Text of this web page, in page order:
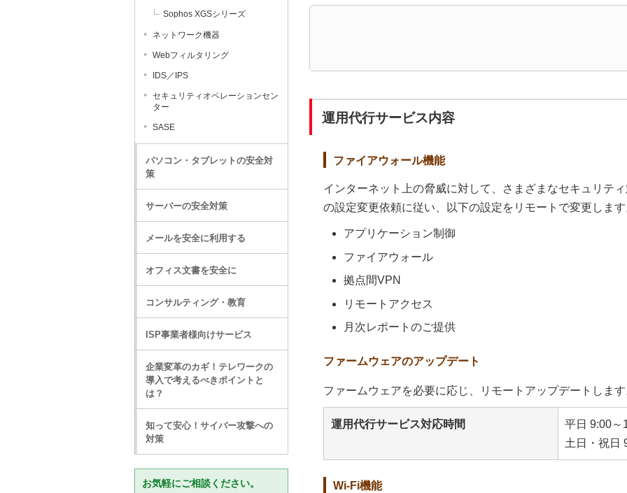
運用代行サービス内容
ファイアウォール機能
インターネット上の脅威に対して、さまざまなセキュリテ
の設定変更依頼に従い、以下の設定をリモートで変更しま
アプリケーション制御
ファイアウォール
拠点間VPN
リモートアクセス
月次レポートのご提供
ファームウェアのアップデート
ファームウェアを必要に応じ、リモートアップデートしま
運用代行サービス対応時間
平日 9:00～
土日・祝日
Wi-Fi機能
Sophos XGSシリーズ
ネットワーク機器
Webフィルタリング
IDS／IPS
セキュリティオペレーションセン
ター
SASE
パソコン・タブレットの安全対
策
サーバーの安全対策
メールを安全に利用する
オフィス文書を安全に
コンサルティング・教育
ISP事業者様向けサービス
企業変革のカギ！テレワークの
導入で考えるべきポイントと
は？
知って安心！サイバー攻撃への
対策
お気軽にご相談ください。